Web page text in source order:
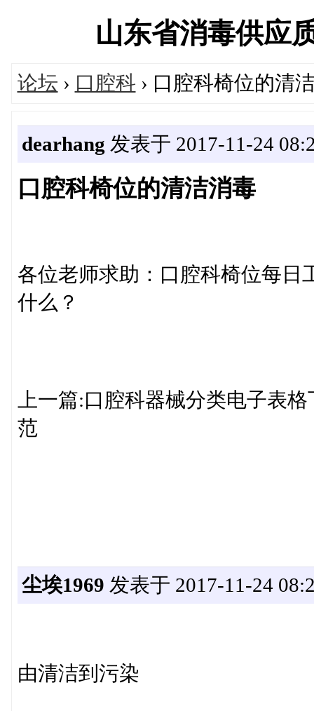
山东省消毒供应
论坛 › 口腔科 › 口腔科椅位的清
dearhang 发表于 2017-11-24
口腔科椅位的清洁消毒
各位老师求助：口腔科椅位每日
什么？
上一篇:口腔科器械分类电子表
范
尘埃1969 发表于 2017-11-24
由清洁到污染